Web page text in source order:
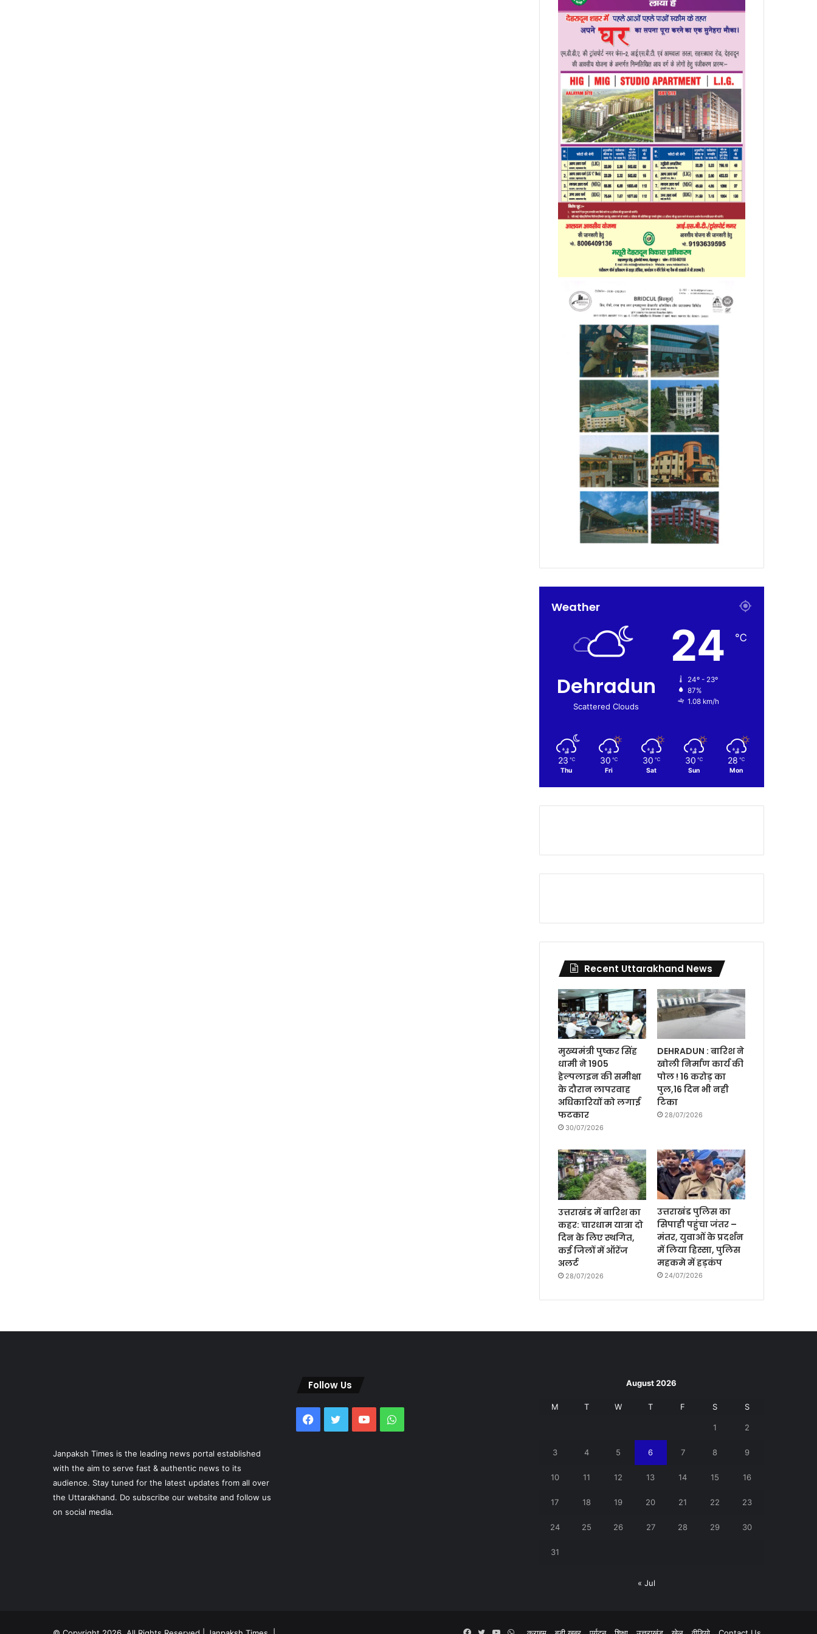
Weather
Dehradun
Scattered Clouds
24 ℃
24º - 23º
87%
1.08 km/h
23 ℃
Thu
30 ℃
Fri
30 ℃
Sat
30 ℃
Sun
28 ℃
Mon
Recent Uttarakhand News
मुख्यमंत्री पुष्कर सिंह
धामी ने 1905
हेल्पलाइन की समीक्षा
के दौरान लापरवाह
अधिकारियों को लगाई
फटकार
30/07/2026
DEHRADUN : बारिश ने
खोली निर्माण कार्य की
पोल ! 16 करोड़ का
पुल,16 दिन भी नही
टिका
28/07/2026
उत्तराखंड में बारिश का
कहर: चारधाम यात्रा दो
दिन के लिए स्थगित,
कई जिलों में ऑरेंज
अलर्ट
28/07/2026
उत्तराखंड पुलिस का
सिपाही पहुंचा जंतर –
मंतर, युवाओं के प्रदर्शन
में लिया हिस्सा, पुलिस
महकमे में हड़कंप
24/07/2026
Janpaksh Times is the leading news portal established
with the aim to serve fast & authentic news to its
audience. Stay tuned for the latest updates from all over
the Uttarakhand. Do subscribe our website and follow us
on social media.
Follow Us
Facebook
TwitterYouTube
August 2026
M T W T F S S
1 2
3 4 5 6 7 8 9
10 11 12 13 14 15 16
17 18 19 20 21 22 23
24 25 26 27 28 29 30
31
« Jul